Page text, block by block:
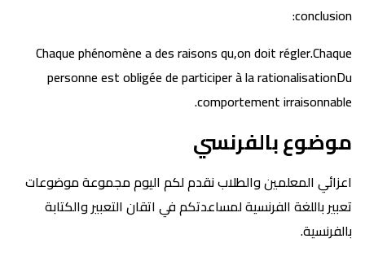
conclusion:
Chaque phénomène a des raisons qu,on doit régler.Chaque
personne est obligée de participer à la rationalisationDu
comportement irraisonnable.
موضوع بالفرنسي
اعزائي المعلمين والطلاب نقدم لكم اليوم مجموعة موضوعات
تعبير باللغة الفرنسية لمساعدتكم في اتقان التعبير والكتابة
بالفرنسية.